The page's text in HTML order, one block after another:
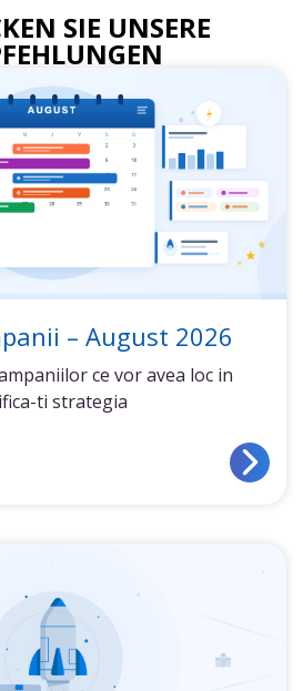
SIE UNSERE
– August 2026
ce vor avea loc in
ti strategia